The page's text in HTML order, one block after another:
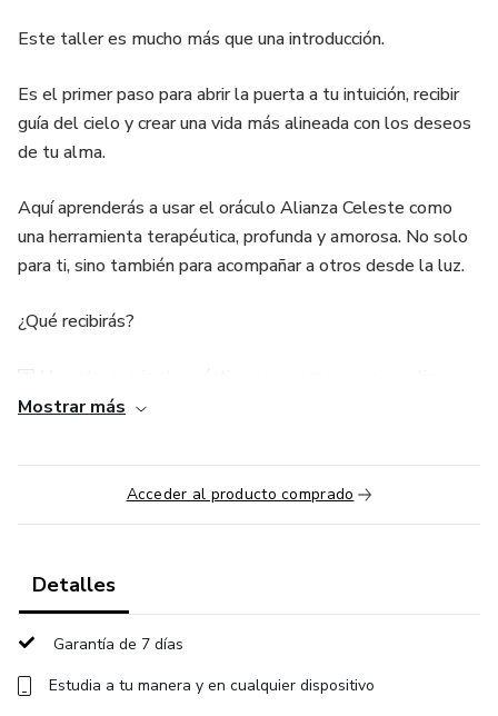
Este taller es mucho más que una introducción.
Es el primer paso para abrir la puerta a tu intuición, recibir
guía del cielo y crear una vida más alineada con los deseos
de tu alma.
Aquí aprenderás a usar el oráculo Alianza Celeste como
una herramienta terapéutica, profunda y amorosa. No solo
para ti, sino también para acompañar a otros desde la luz.
¿Qué recibirás?
mensajes angelicales a través de las cartas.
🌈 Técnicas para leer para ti y para otros, con seguridad y
código sagrado con cada carta.
💖 Un enfoque terapéutico que te permite alinear tu
Mostrar más
Acceder al producto comprado
Detalles
Garantía de 7 días
Estudia a tu manera y en cualquier dispositivo